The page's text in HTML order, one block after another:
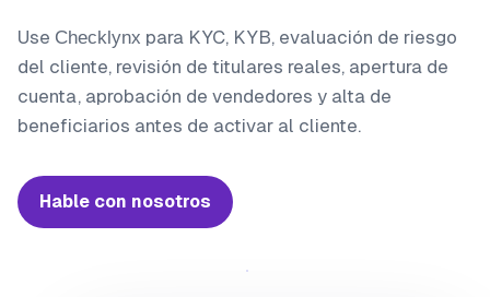
Use Checklynx para KYC, KYB, evaluación de riesgo
del cliente, revisión de titulares reales, apertura de
cuenta, aprobación de vendedores y alta de
beneficiarios antes de activar al cliente.
Hable con nosotros